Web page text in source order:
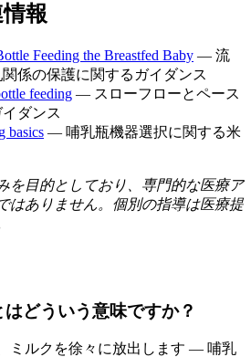
報
Feeding the Breastfed Baby — 流
係の保護に関するガイダンス
feeding — スローフローとペース
ダンス
basics — 哺乳瓶機器選択に関する米
を目的としており、専門的な医療ア
はありません。個別の指導は医療提
はどういう意味ですか？
ミルクを徐々に放出します — 哺乳